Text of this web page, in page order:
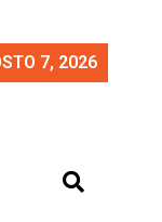
7, 2026